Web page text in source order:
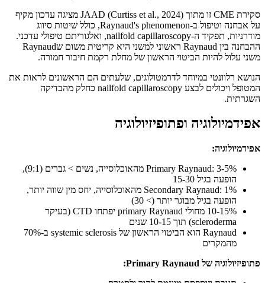
סקירת CME זו מתוך JAAD (Curtiss et al., 2024) מציגה עדכון מקיף
על אבחנה וטיפול ב-Raynaud's phenomenon, כולל שיטות סיווג
מודרניות, תפקיד ה-nailfold capillaroscopy, ואלגוריתם טיפולי עדכני.
ההבחנה בין Raynaud ראשוני למשני היא קריטית משום שRaynaud
משני עלול להיות הביטוי הראשון של מחלת רקמת חיבור חמורה.
הנושא רלוונטי במיוחד לדרמטולוגים, שלעתים הם הראשונים לראות את
המטופל ויכולים לבצע nailfold capillaroscopy כחלק מהבדיקה
השגרתית.
אפידמיולוגיה ופתופיזיולוגיה
אפידמיולוגיה:
Primary Raynaud: 3-5% מהאוכלוסייה, נשים > גברים (9:1),
הופעה בגיל 15-30
Secondary Raynaud: 1% מהאוכלוסייה, יחס מין שווה יותר,
הופעה בגיל מבוגר יותר (> 30)
10-15% מחולי primary Raynaud יפתחו CTD (בעיקר
scleroderma) תוך 10-15 שנים
Raynaud הוא הביטוי הראשון של systemic sclerosis ב-70%
מהמקרים
פתופיזיולוגיה של Primary Raynaud: